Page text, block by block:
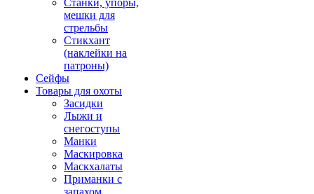
Станки, упоры,
мешки для
стрельбы
Стикхант
(наклейки на
патроны)
Сейфы
Товары для охоты
Засидки
Лыжи и
снегоступы
Манки
Маскировка
Маскхалаты
Приманки с
запахом